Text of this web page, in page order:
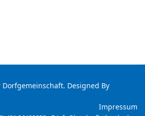
Designed By
Impressum